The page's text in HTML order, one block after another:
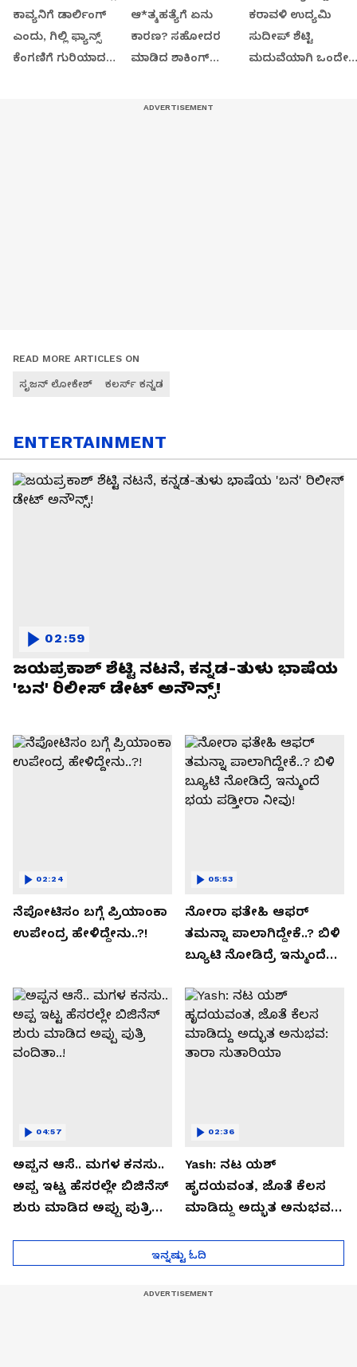
ಕಾವ್ಯನಿಗೆ ಡಾರ್ಲಿಂಗ್
ಎಂದು, ಗಿಲ್ಲಿ ಫ್ಯಾನ್ಸ್
ಕೆಂಗಣಿಗೆ ಗುರಿಯಾದ
ಆ*ತ್ಮಹತ್ಯೆಗೆ ಏನು
ಕಾರಣ? ಸಹೋದರ
ಮಾಡಿದ ಶಾಕಿಂಗ್
ಕರಾವಳಿ ಉದ್ಯಮಿ
ಸುದೀಪ್ ಶೆಟ್ಟಿ
ಮದುವೆಯಾಗಿ ಒಂದೇ
READ MORE ARTICLES ON
ಸೃಜನ್ ಲೋಕೇಶ್ ಕಲರ್ಸ್ ಕನ್ನಡ
ENTERTAINMENT
ಜಯಪ್ರಕಾಶ್ ಶೆಟ್ಟಿ ನಟನೆ, ಕನ್ನಡ-ತುಳು ಭಾಷೆಯ
'ಬನ' ರಿಲೀಸ್ ಡೇಟ್ ಅನೌನ್ಸ್!
02:59
ನೆಪೋಟಿಸಂ ಬಗ್ಗೆ ಪ್ರಿಯಾಂಕಾ
ಉಪೇಂದ್ರ ಹೇಳಿದ್ದೇನು..?!
02:24
ನೋರಾ ಫತೇಹಿ ಆಫರ್​
ತಮನ್ನಾ ಪಾಲಾಗಿದ್ದೇಕೆ..? ಬಿಳಿ
ಬ್ಯೂಟಿ ನೋಡಿದ್ರೆ ಇನ್ಮುಂದೆ
05:53
ಅಪ್ಪನ ಆಸೆ.. ಮಗಳ ಕನಸು..
ಅಪ್ಪ ಇಟ್ಟ ಹೆಸರಲ್ಲೇ ಬಿಜಿನೆಸ್​
ಶುರು ಮಾಡಿದ ಅಪ್ಪು ಪುತ್ರಿ
04:57
Yash: ನಟ ಯಶ್​
ಹೃದಯವಂತ, ಜೊತೆ ಕೆಲಸ
ಮಾಡಿದ್ದು ಅದ್ಭುತ ಅನುಭವ:
02:36
ಇನ್ನಷ್ಟು ಓದಿ